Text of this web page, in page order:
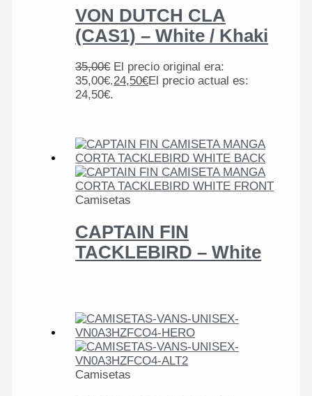
VON DUTCH CLA
(CAS1) – White / Khaki
35,00€ El precio original era:
35,00€.24,50€El precio actual es:
24,50€.
Camisetas
CAPTAIN FIN
TACKLEBIRD – White
Camisetas